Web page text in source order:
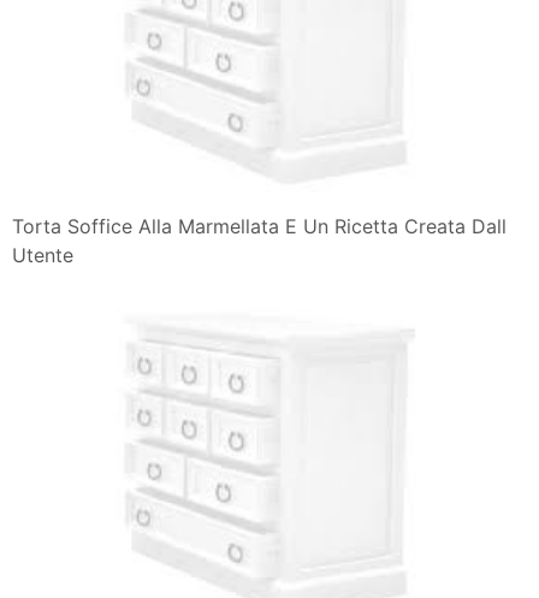
Torta Soffice Alla Marmellata E Un Ricetta Creata Dall
Utente